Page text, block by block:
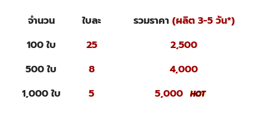
จำนวน ใบละ รวมราคา (ผลิต 3-5 วัน*)
100 ใบ
25
2,500
500 ใบ
8
4,000
1,000 ใบ
5 5,000